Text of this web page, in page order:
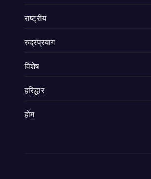
राष्ट्रीय
रुद्रप्रयाग
विशेष
हरिद्धार
होम